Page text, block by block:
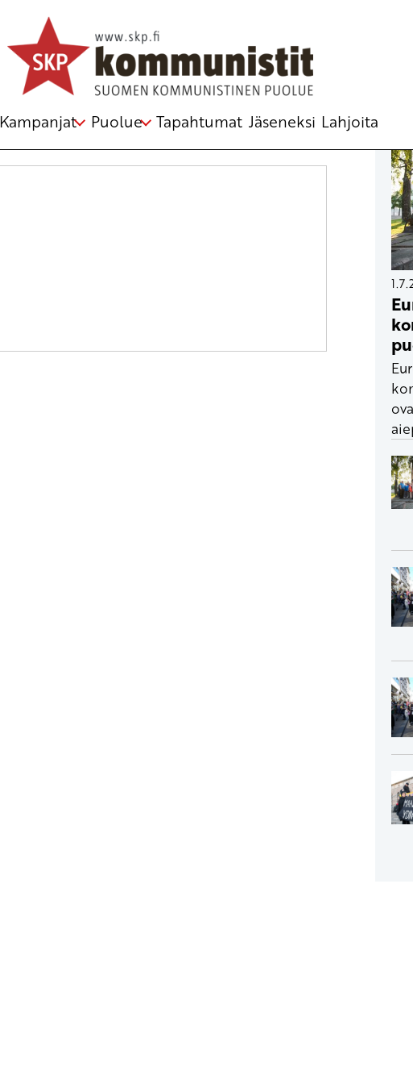
Kampanjat Puolue Tapahtumat Jäseneksi Lahjoita